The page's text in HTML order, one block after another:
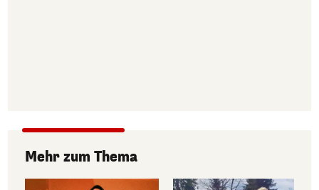
Mehr zum Thema